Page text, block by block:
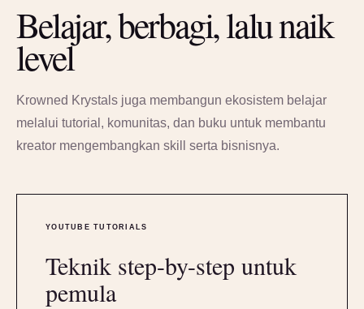
Belajar, berbagi, lalu naik
level
Krowned Krystals juga membangun ekosistem belajar
melalui tutorial, komunitas, dan buku untuk membantu
kreator mengembangkan skill serta bisnisnya.
YOUTUBE TUTORIALS
Teknik step-by-step untuk
pemula